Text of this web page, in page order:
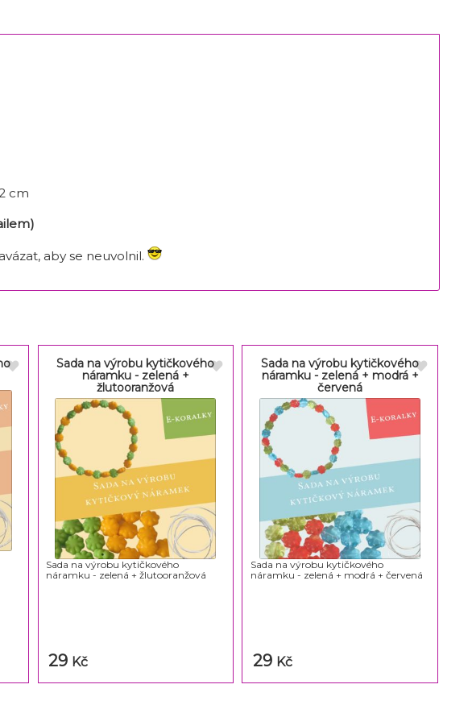
cm
aby se neuvolnil.
Sada na výrobu kytičkového
náramku - zelená +
žlutooranžová
Sada na výrobu kytičkového
náramku - zelená + žlutooranžová
29 Kč
Sada na výrobu kytičkového
náramku - zelená + modrá +
červená
Sada na výrobu kytičkového
náramku - zelená + modrá + červená
29 Kč